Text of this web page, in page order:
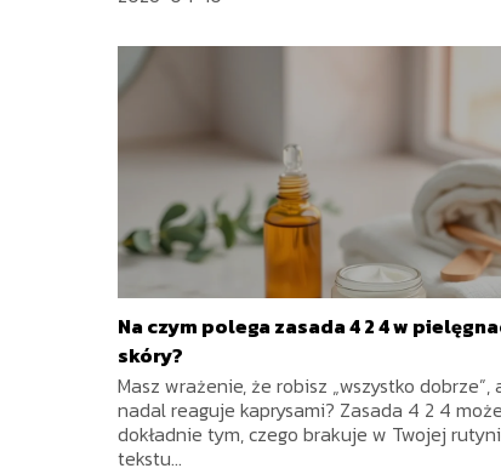
Na czym polega zasada 4 2 4 w
skóry?
Masz wrażenie, że robisz „wszystko dobrze”,
nadal reaguje kaprysami? Zasada 4 2 4
dokładnie tym, czego brakuje w Twojej
tekstu...